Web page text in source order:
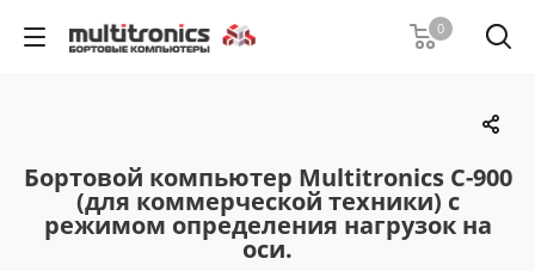
0
Бортовой компьютер Multitronics C-900
(для коммерческой техники) с
режимом определения нагрузок на
оси.